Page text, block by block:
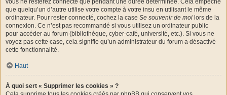
vous ne resterez connecté que pendant une durée déterminée. Cela empêche
que quelqu’un d’autre utilise votre compte à votre insu en utilisant le même
ordinateur. Pour rester connecté, cochez la case Se souvenir de moi lors de la
connexion. Ce n’est pas recommandé si vous utilisez un ordinateur public
pour accéder au forum (bibliothèque, cyber-café, université, etc.). Si vous ne
voyez pas cette case, cela signifie qu’un administrateur du forum a désactivé
cette fonctionnalité.
Haut
À quoi sert « Supprimer les cookies » ?